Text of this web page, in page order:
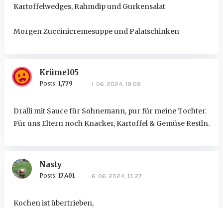
Kartoffelwedges, Rahmdip und Gurkensalat
Morgen Zuccinicremesuppe und Palatschinken
Krümel05
Posts: 1,779 1. 06. 2024, 19:09
Dralli mit Sauce für Sohnemann, pur für meine Tochter.
Für uns Eltern noch Knacker, Kartoffel & Gemüse Restln.
Nasty
Posts: 17,401 6. 06. 2024, 13:27
Kochen ist übertrieben,